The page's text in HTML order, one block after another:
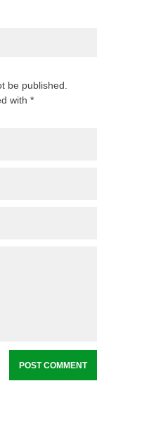
be published.
with *